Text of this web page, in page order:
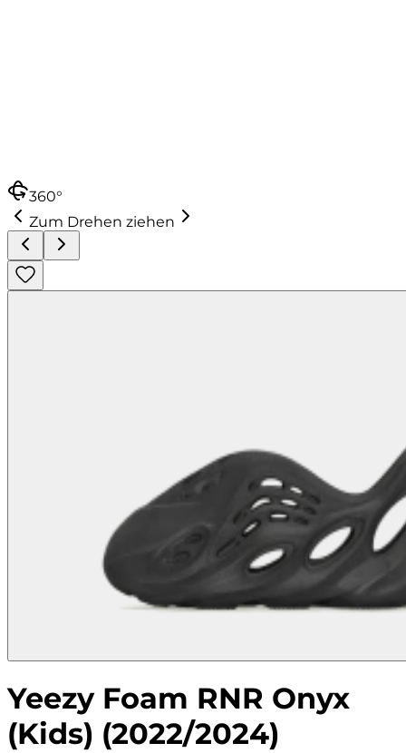
360°
Zum Drehen ziehen
Yeezy Foam RNR Onyx
(Kids) (2022/2024)